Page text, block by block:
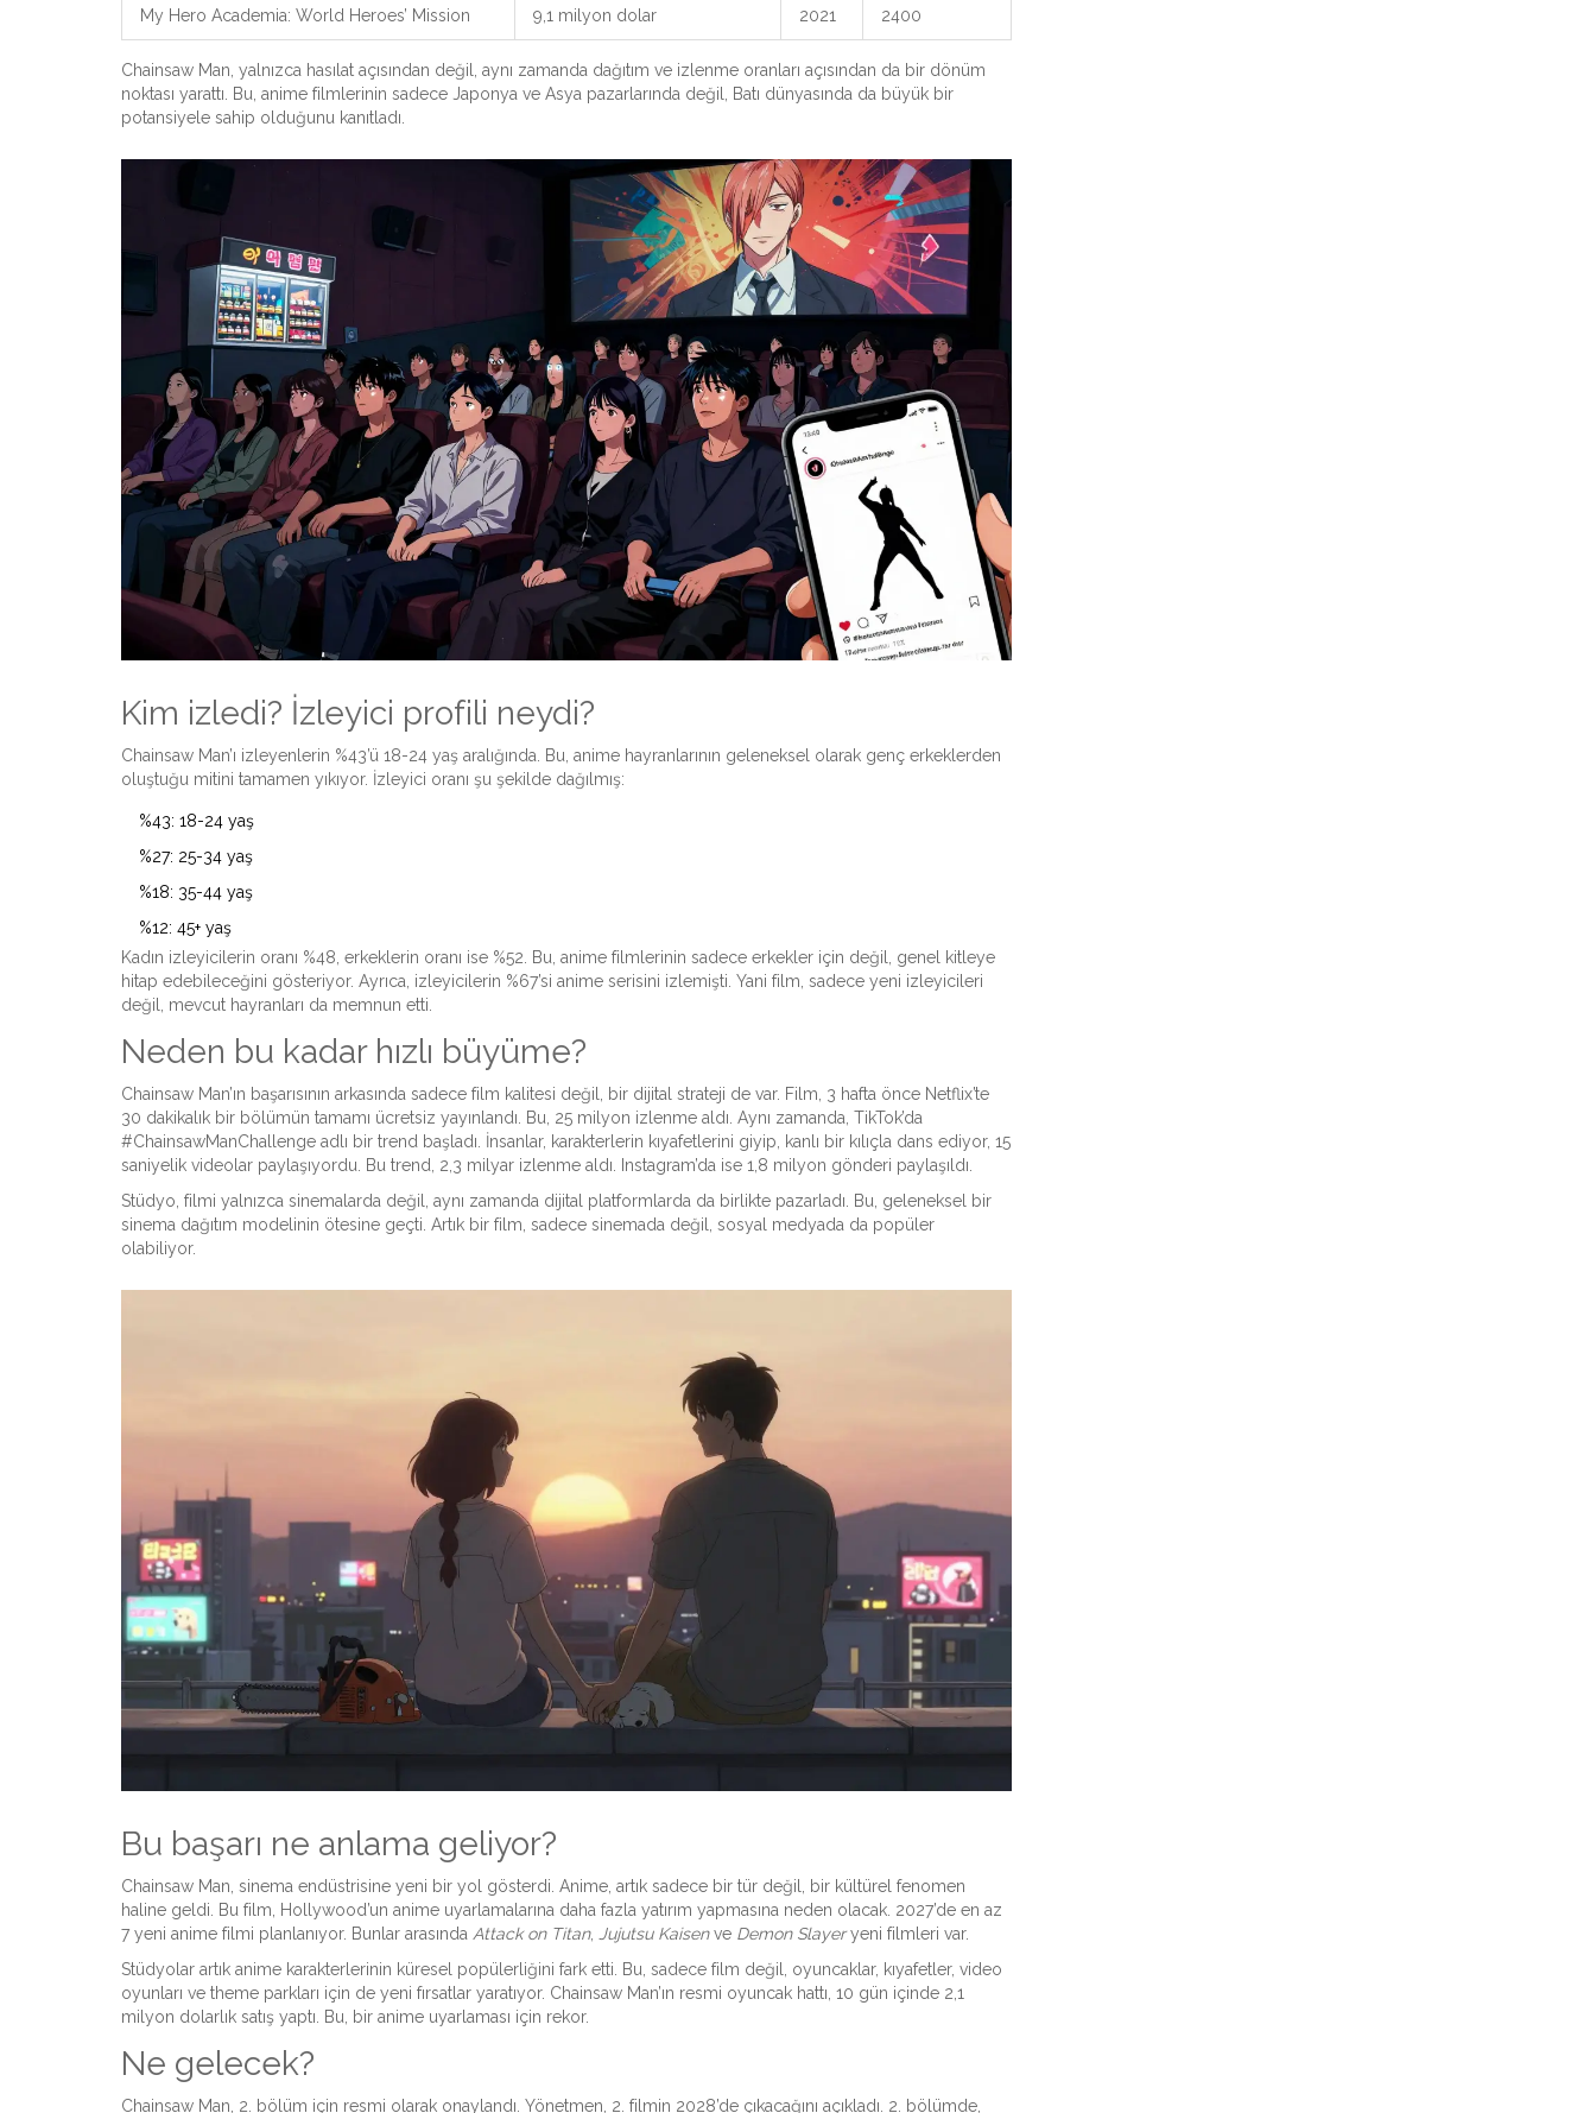
My Hero Academia: World Heroes’ Mission 9,1 milyon dolar 2021 2400
Chainsaw Man, yalnızca hasılat açısından değil, aynı zamanda dağıtım ve izlenme oranları açısından da bir dönüm
noktası yarattı. Bu, anime filmlerinin sadece Japonya ve Asya pazarlarında değil, Batı dünyasında da büyük bir
potansiyele sahip olduğunu kanıtladı.
Kim izledi? İzleyici profili neydi?
Chainsaw Man’ı izleyenlerin %43’ü 18-24 yaş aralığında. Bu, anime hayranlarının geleneksel olarak genç erkeklerden
oluştuğu mitini tamamen yıkıyor. İzleyici oranı şu şekilde dağılmış:
%43: 18-24 yaş
%27: 25-34 yaş
%18: 35-44 yaş
%12: 45+ yaş
Kadın izleyicilerin oranı %48, erkeklerin oranı ise %52. Bu, anime filmlerinin sadece erkekler için değil, genel kitleye
hitap edebileceğini gösteriyor. Ayrıca, izleyicilerin %67’si anime serisini izlemişti. Yani film, sadece yeni izleyicileri
değil, mevcut hayranları da memnun etti.
Neden bu kadar hızlı büyüme?
Chainsaw Man’ın başarısının arkasında sadece film kalitesi değil, bir dijital strateji de var. Film, 3 hafta önce Netflix’te
30 dakikalık bir bölümün tamamı ücretsiz yayınlandı. Bu, 25 milyon izlenme aldı. Aynı zamanda, TikTok’da
#ChainsawManChallenge adlı bir trend başladı. İnsanlar, karakterlerin kıyafetlerini giyip, kanlı bir kılıçla dans ediyor, 15
saniyelik videolar paylaşıyordu. Bu trend, 2,3 milyar izlenme aldı. Instagram’da ise 1,8 milyon gönderi paylaşıldı.
Stüdyo, filmi yalnızca sinemalarda değil, aynı zamanda dijital platformlarda da birlikte pazarladı. Bu, geleneksel bir
sinema dağıtım modelinin ötesine geçti. Artık bir film, sadece sinemada değil, sosyal medyada da popüler
olabiliyor.
Bu başarı ne anlama geliyor?
Chainsaw Man, sinema endüstrisine yeni bir yol gösterdi. Anime, artık sadece bir tür değil, bir kültürel fenomen
haline geldi. Bu film, Hollywood’un anime uyarlamalarına daha fazla yatırım yapmasına neden olacak. 2027’de en az
7 yeni anime filmi planlanıyor. Bunlar arasında Attack on Titan, Jujutsu Kaisenve Demon Slayeryeni filmleri var.
Stüdyolar artık anime karakterlerinin küresel popülerliğini fark etti. Bu, sadece film değil, oyuncaklar, kıyafetler, video
oyunları ve theme parkları için de yeni fırsatlar yaratıyor. Chainsaw Man’ın resmi oyuncak hattı, 10 gün içinde 2,1
milyon dolarlık satış yaptı. Bu, bir anime uyarlaması için rekor.
Ne gelecek?
Chainsaw Man, 2. bölüm için resmi olarak onaylandı. Yönetmen, 2. filmin 2028’de çıkacağını açıkladı. 2. bölümde,